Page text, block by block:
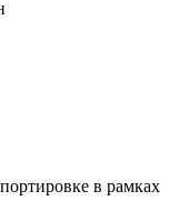
в рамках